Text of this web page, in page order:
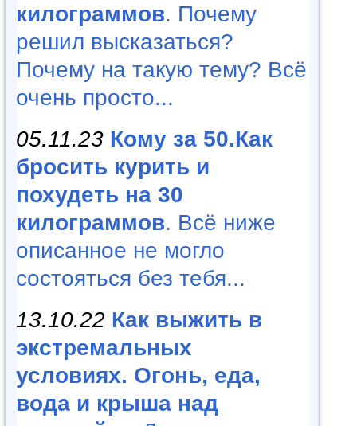
килограммов. Почему
решил высказаться?
Почему на такую тему? Всё
очень просто...
05.11.23 Кому за 50.Как
бросить курить и
похудеть на 30
килограммов. Всё ниже
описанное не могло
состояться без тебя...
13.10.22 Как выжить в
экстремальных
условиях. Огонь, еда,
вода и крыша над